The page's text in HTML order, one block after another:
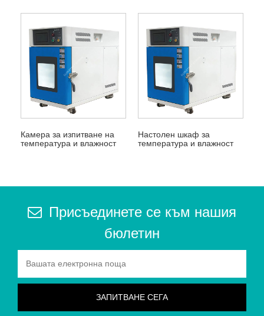
Камера за изпитване на
температура и влажност
Настолен шкаф за
температура и влажност
Присъединете се към нашия
бюлетин